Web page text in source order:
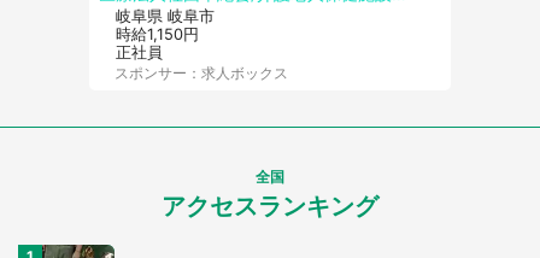
岐阜県 岐阜市
時給1,150円
正社員
スポンサー：求人ボックス
全国
アクセスランキング